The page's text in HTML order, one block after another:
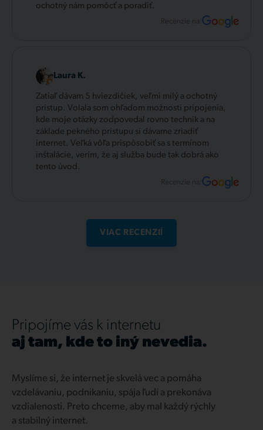
ochotný nám pomôcť a poradiť.
Recenzie na:
Laura K.
Zatiaľ dávam 5 hviezdičiek, veľmi milý a ochotný
prístup. Volala som ohľadom možnosti pripojenia,
kde moje otázky zodpovedal rovno technik a na
základe pekného prístupu si dávame zriadiť
internet. Veľká vôľa prispôsobiť sa s termínom
inštalácie, verím, že aj služba bude tak dobrá ako
tento úvod.
Recenzie na:
VIAC RECENZIÍ
Pripojíme vás k internetu
aj tam, kde to iný nevedia.
Myslíme si, že internet je skvelá vec a pomáha
vzdelávaniu, podnikaniu, spája ľudí a prekonáva
vzdialenosti. Preto chceme, aby mal každý rýchly
a stabilný internet.